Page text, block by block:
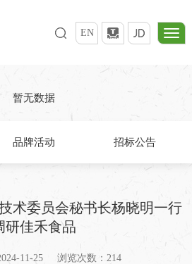
EN
暂无数据
品牌活动 招标公告
术委员会秘书长杨晓明一行
研佳禾食品
11-25 浏览次数：214